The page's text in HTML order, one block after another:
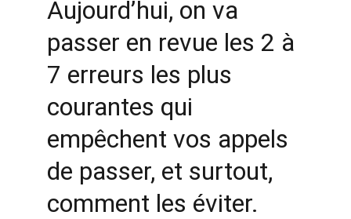
Aujourd’hui, on va
passer en revue les 2 à
7 erreurs les plus
courantes qui
empêchent vos appels
de passer, et surtout,
comment les éviter.